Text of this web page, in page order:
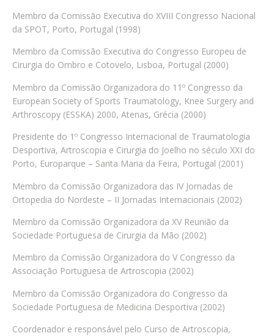
Membro da Comissão Executiva do XVIII Congresso Nacional
da SPOT, Porto, Portugal (1998)
Membro da Comissão Executiva do Congresso Europeu de
Cirurgia do Ombro e Cotovelo, Lisboa, Portugal (2000)
Membro da Comissão Organizadora do 11º Congresso da
European Society of Sports Traumatology, Knee Surgery and
Arthroscopy (ESSKA) 2000, Atenas, Grécia (2000)
Presidente do 1º Congresso Internacional de Traumatologia
Desportiva, Artroscopia e Cirurgia do Joelho no século XXI do
Porto, Europarque – Santa Maria da Feira, Portugal (2001)
Membro da Comissão Organizadora das IV Jornadas de
Ortopedia do Nordeste – II Jornadas Internacionais (2002)
Membro da Comissão Organizadora da XV Reunião da
Sociedade Portuguesa de Cirurgia da Mão (2002)
Membro da Comissão Organizadora do V Congresso da
Associação Portuguesa de Artroscopia (2002)
Membro da Comissão Organizadora do Congresso da
Sociedade Portuguesa de Medicina Desportiva (2002)
Coordenador e responsável pelo Curso de Artroscopia,